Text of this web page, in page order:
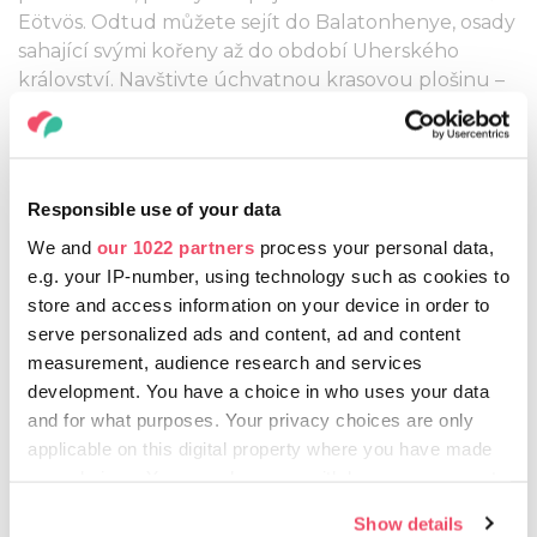
Responsible use of your data
We and our 1022 partners process your personal data,
e.g. your IP-number, using technology such as cookies to
store and access information on your device in order to
serve personalized ads and content, ad and content
measurement, audience research and services
development. You have a choice in who uses your data
and for what purposes. Your privacy choices are only
applicable on this digital property where you have made
Show details
Eötvös. Odtud můžete sejít do Balatonhenye, osady
sahající svými kořeny až do období Uherského
království. Navštivte úchvatnou krasovou plošinu –
oblíbený turistický cíl se zvláštními geologickými
útvary!
Po návštěvě vesnice stojí za to vystoupat na horu
Hegyestű. Severní část tohoto skalního útvaru,
bývalý lom, byla vytěžena, ale zbývající polovina o
výšce 50 m odkrývá tajemství uvnitř vyhaslé
čedičové sopky, aktivní před 5–6 miliony let! Jde o
vzácný úkaz i podle evropských měřítek.
Kővágóörs
Velkým turistickým lákadlem je zřícenina kostela,